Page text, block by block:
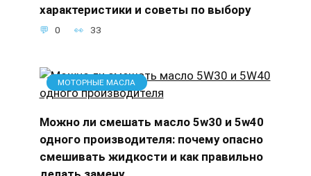
характеристики и советы по выбору
0 33
МОТОРНЫЕ МАСЛА
Можно ли смешать масло 5w30 и 5w40
одного производителя: почему опасно
смешивать жидкости и как правильно